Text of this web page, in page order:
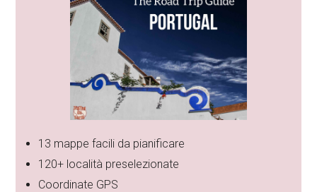
13 mappe facili da pianificare
120+ località preselezionate
Coordinate GPS